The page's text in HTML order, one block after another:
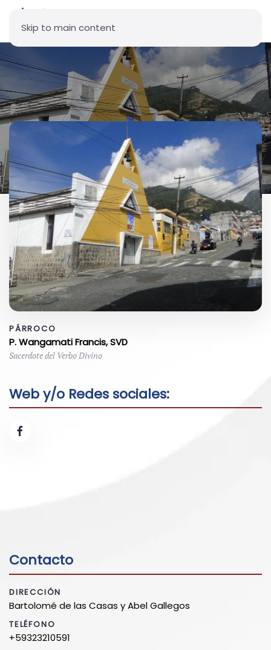
Skip to main content
Parroquia Nuestra Señora del
Rosario de Pichincha
PÁRROCO
P. Wangamati Francis, SVD
Sacerdote del Verbo Divino
Web y/o Redes sociales:
Contacto
DIRECCIÓN
Bartolomé de las Casas y Abel Gallegos
TELÉFONO
+59323210591